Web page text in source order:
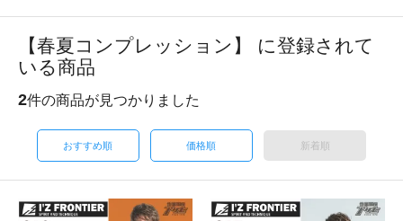
【春夏コンプレッション】 に登録されて
いる商品
2件の商品が見つかりました
おすすめ順 価格順 新着順